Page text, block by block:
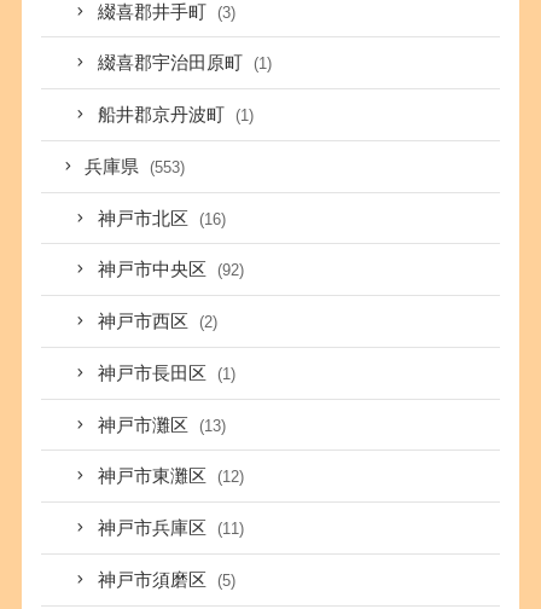
綴喜郡井手町 (3)
綴喜郡宇治田原町 (1)
船井郡京丹波町 (1)
兵庫県 (553)
神戸市北区 (16)
神戸市中央区 (92)
神戸市西区 (2)
神戸市長田区 (1)
神戸市灘区 (13)
神戸市東灘区 (12)
神戸市兵庫区 (11)
神戸市須磨区 (5)